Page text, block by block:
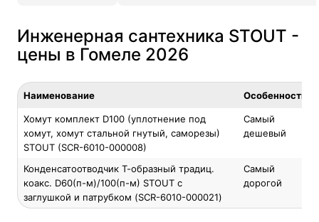
Инженерная сантехника STOUT -
цены в Гомеле 2026
Наименование Особенность
Хомут комплект D100 (уплотнение под
хомут, хомут стальной гнутый, саморезы)
STOUT (SCR-6010-000008)
Самый
дешевый
Конденсатоотводчик Т-образный традиц.
коакс. D60(п-м)/100(п-м) STOUT с
заглушкой и патрубком (SCR-6010-000021)
Самый
дорогой